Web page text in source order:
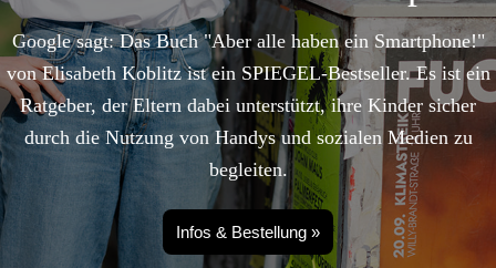
Google sagt: Das Buch "Aber alle haben ein Smartphone!"
von Elisabeth Koblitz ist ein SPIEGEL-Bestseller. Es ist ein
Ratgeber, der Eltern dabei unterstützt, ihre Kinder sicher
durch die Nutzung von Handys und sozialen Medien zu
begleiten.
Infos & Bestellung »